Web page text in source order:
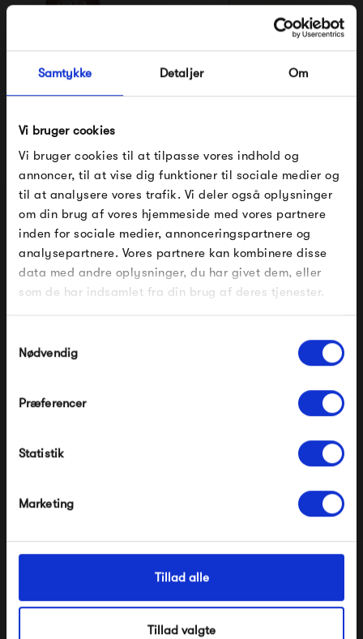
Samtykke Detaljer Om
Vi bruger cookies
Vi bruger cookies til at tilpasse vores indhold og
annoncer, til at vise dig funktioner til sociale medier og
til at analysere vores trafik. Vi deler også oplysninger
om din brug af vores hjemmeside med vores partnere
inden for sociale medier, annonceringspartnere og
analysepartnere. Vores partnere kan kombinere disse
data med andre oplysninger, du har givet dem, eller
som de har indsamlet fra din brug af deres tjenester.
Nødvendig
Præferencer
Statistik
Marketing
Tillad alle
Tillad valgte
HAY Deville Armchair -
Iron Red
2 799,00 kr
HAY Deville Armchair -
Cream White
Silver Grey
HAY Deville Armchair -
Anthracite
HAY Deville Chair -
HAY Deville Chair - Iron
FÅ 10% PÅ DIN NÆSTE ORDRE
Indtast din e-mail, så sender vi rabatkoden til dig på
mail. Minimumsbeløb er 499 kr. for at indløse
rabatten.
Gælder ikke på produkter fra Fermob, File Under
*Ved at tilmelde dig accepterer du at modtage e-